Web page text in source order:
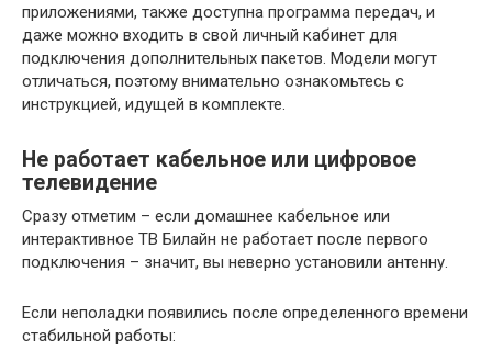
приложениями, также доступна программа передач, и
даже можно входить в свой личный кабинет для
подключения дополнительных пакетов. Модели могут
отличаться, поэтому внимательно ознакомьтесь с
инструкцией, идущей в комплекте.
Не работает кабельное или цифровое
телевидение
Сразу отметим – если домашнее кабельное или
интерактивное ТВ Билайн не работает после первого
подключения – значит, вы неверно установили антенну.
Если неполадки появились после определенного времени
стабильной работы: